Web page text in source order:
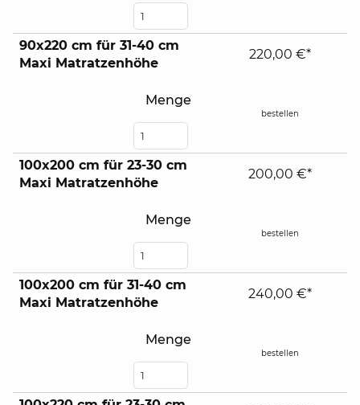
90x220 cm für 31-40 cm
Maxi Matratzenhöhe
Menge
220,00 €*
bestellen
100x200 cm für 23-30 cm
Maxi Matratzenhöhe
Menge
200,00 €*
bestellen
100x200 cm für 31-40 cm
Maxi Matratzenhöhe
Menge
240,00 €*
bestellen